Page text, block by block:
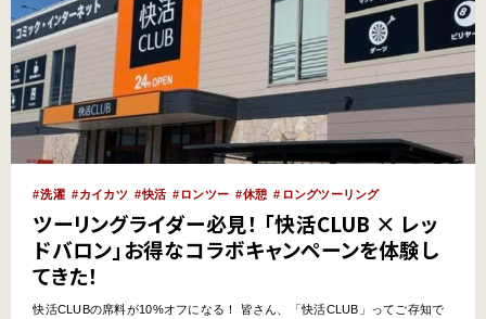
洗濯 カイカツ 快活 ロンツー 休憩 ロングツーリング
ツーリングライダー必見！ 「快活CLUB × レッ
ドバロン」お得なコラボキャンペーンを体験し
てきた！
快活CLUBの席料が10%オフになる！ 皆さん、「快活CLUB」ってご存知で